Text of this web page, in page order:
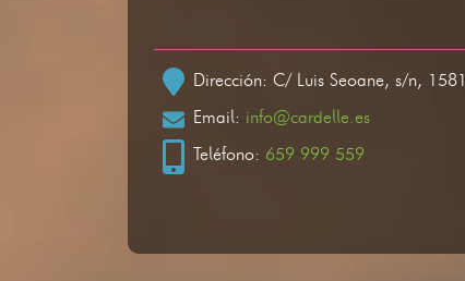
Dirección: C/ Luis Seoane, s/n,
Email: info@cardelle.es
Teléfono: 659 999 559